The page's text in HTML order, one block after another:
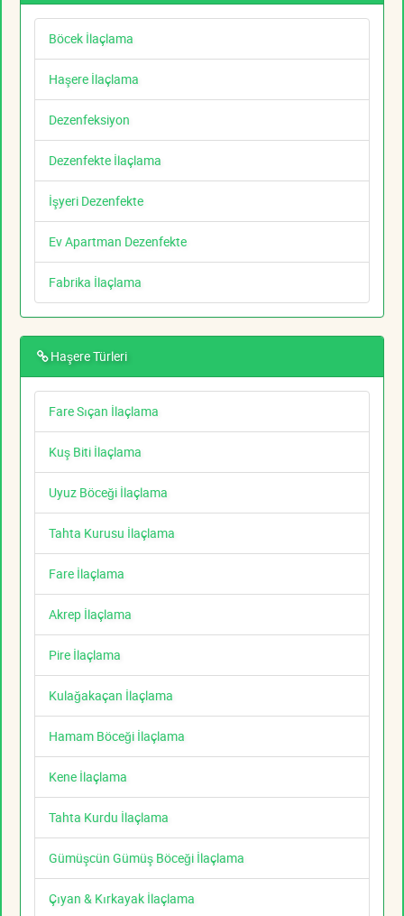
Böcek İlaçlama
Haşere İlaçlama
Dezenfeksiyon
Dezenfekte İlaçlama
İşyeri Dezenfekte
Ev Apartman Dezenfekte
Fabrika İlaçlama
Haşere Türleri
Fare Sıçan İlaçlama
Kuş Biti İlaçlama
Uyuz Böceği İlaçlama
Tahta Kurusu İlaçlama
Fare İlaçlama
Akrep İlaçlama
Pire İlaçlama
Kulağakaçan İlaçlama
Hamam Böceği İlaçlama
Kene İlaçlama
Tahta Kurdu İlaçlama
Gümüşcün Gümüş Böceği İlaçlama
Çıyan & Kırkayak İlaçlama